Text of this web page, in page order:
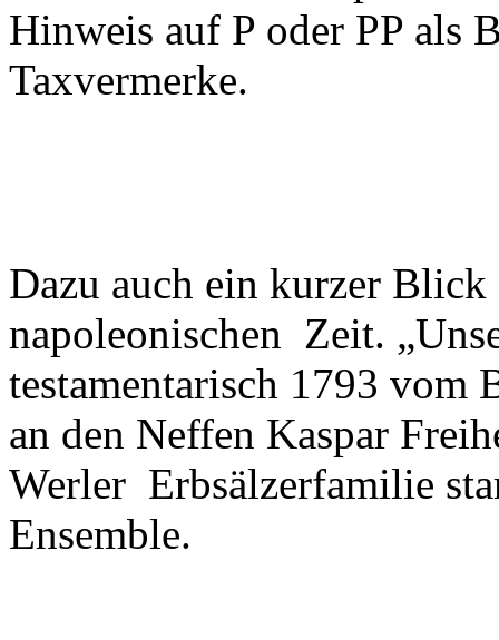
Hinweis auf P oder PP als
Taxvermerke.
Dazu auch ein kurzer
napoleonischen Zeit.
testamentarisch 1793 vom
an den Neffen Kaspar
Werler Erbsälzerfamilie
Ensemble.